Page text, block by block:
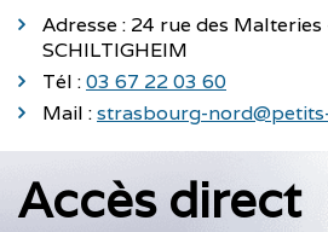
Adresse : 24 rue des
SCHILTIGHEIM
Tél :03 67 22 03 60
Mail :strasbourg-
Accès direct